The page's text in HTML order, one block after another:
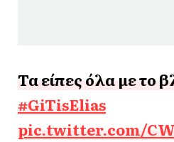
Τα είπες όλα με το
#GiTisElias
pic.twitter.com/